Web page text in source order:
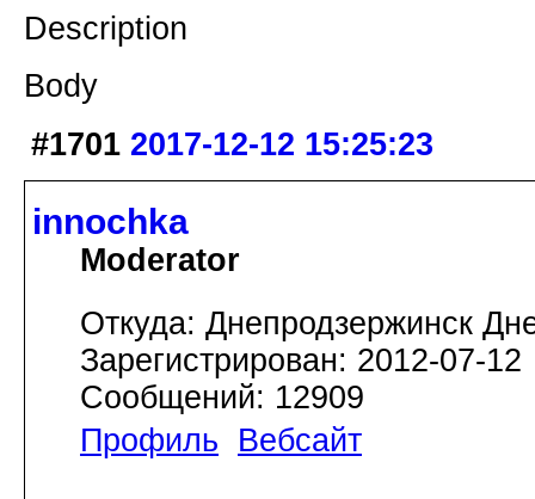
Description
Body
#1701 2017-12-12 15:25:23
innochka
Moderator
Откуда: Днепродзержинск
Зарегистрирован: 2012-07-12
Сообщений: 12909
Профиль
Вебсайт